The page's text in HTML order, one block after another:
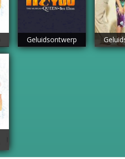
Geluidsontwerp